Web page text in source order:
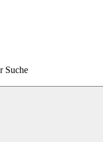
Suche